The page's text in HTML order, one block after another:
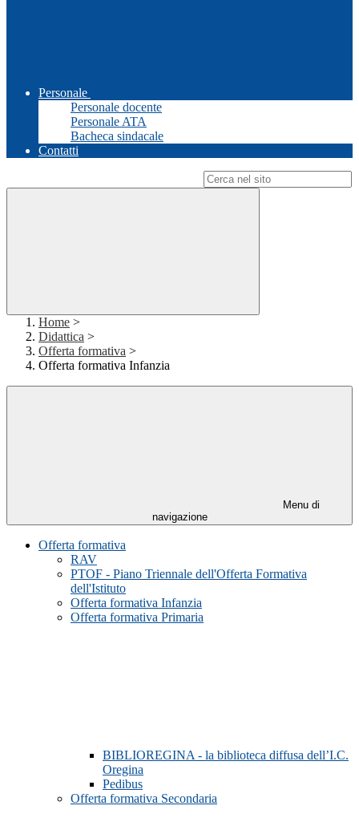
Personale
Personale docente
Personale ATA
Bacheca sindacale
Contatti
Home >
Didattica >
Offerta formativa >
Offerta formativa Infanzia
Menu di
navigazione
Offerta formativa
RAV
PTOF - Piano Triennale dell'Offerta Formativa
dell'Istituto
Offerta formativa Infanzia
Offerta formativa Primaria
BIBLIOREGINA - la biblioteca diffusa dell’I.C.
Oregina
Pedibus
Offerta formativa Secondaria